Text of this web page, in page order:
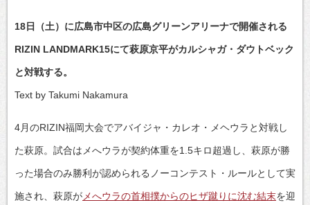
18日（土）に広島市中区の広島グリーンアリーナで開催される
RIZIN LANDMARK15にて萩原京平がカルシャガ・ダウトベック
と対戦する。
Text by Takumi Nakamura
4月のRIZIN福岡大会でアバイジャ・カレオ・メヘウラと対戦し
た萩原。試合はメへウラが契約体重を1.5キロ超過し、萩原が勝
った場合のみ勝利が認められるノーコンテスト・ルールとして実
施され、萩原が メへウラの首相撲からのヒザ蹴りに沈む結末を迎